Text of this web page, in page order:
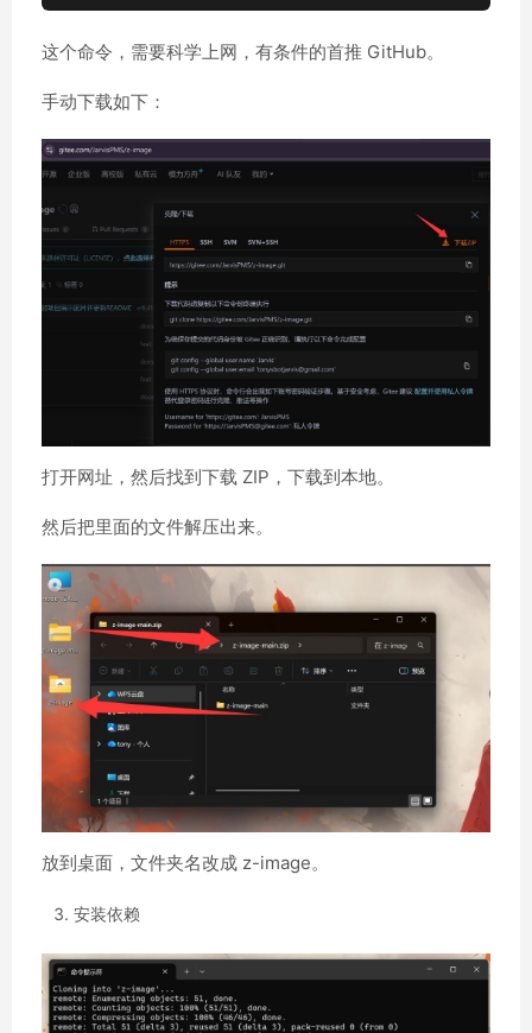
这个命令，需要科学上网，有条件的首推 GitHub。
手动下载如下：
打开网址，然后找到下载 ZIP，下载到本地。
然后把里面的文件解压出来。
放到桌面，文件夹名改成 z-image。
安装依赖